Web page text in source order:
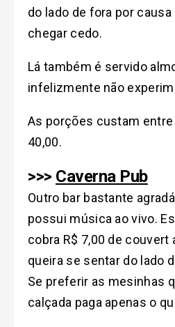
do lado de fora por
chegar cedo.
Lá também é servido
infelizmente não
As porções custam entre
40,00.
>>> Caverna Pub
Outro bar bastante
possui música ao vivo.
cobra R$ 7,00 de
queira se sentar do lado
Se preferir as mesinhas
calçada paga apenas o